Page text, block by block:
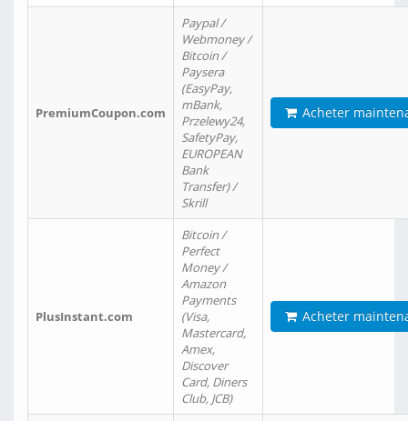
PremiumCoupon.com
Paypal /
Webmoney /
Bitcoin /
Paysera
(EasyPay,
mBank,
Przelewy24,
SafetyPay,
EUROPEAN
Bank
Transfer) /
Skrill
Acheter
PlusInstant.com
Bitcoin /
Perfect
Money /
Amazon
Payments
(Visa,
Mastercard,
Amex,
Discover
Card, Diners
Club, JCB)
Acheter